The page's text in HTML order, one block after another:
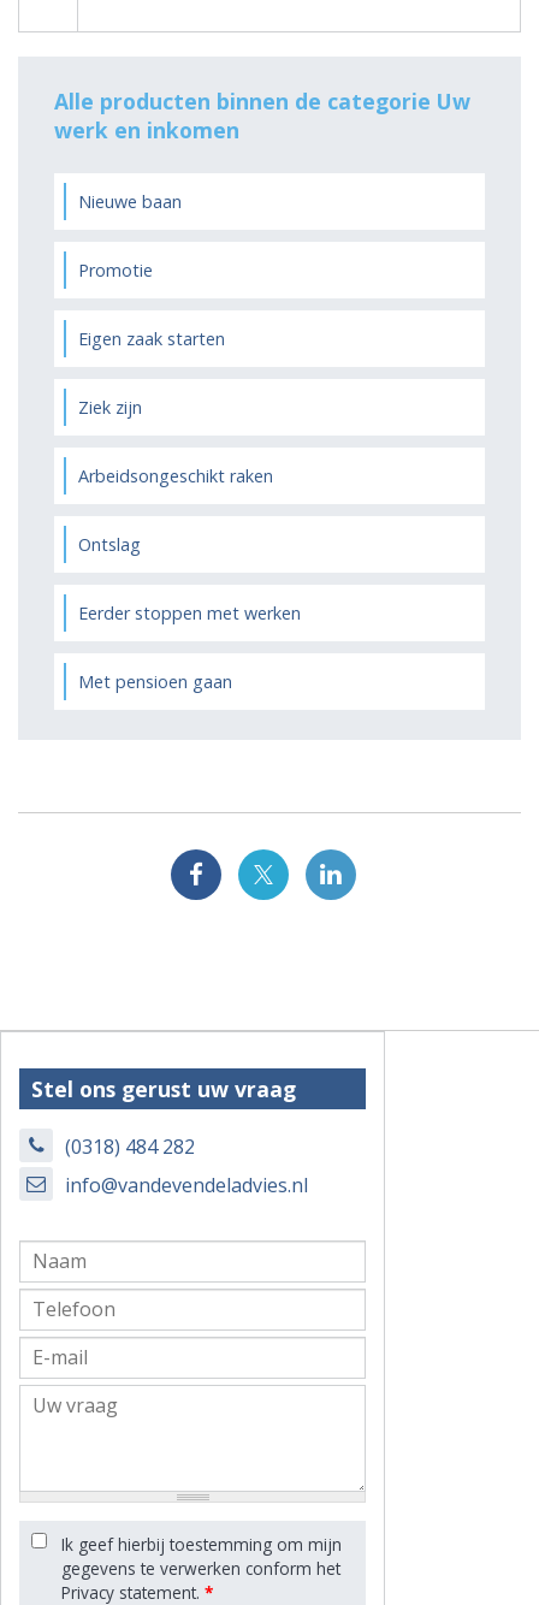
Alle producten binnen de categorie Uw
werk en inkomen
Nieuwe baan
Promotie
Eigen zaak starten
Ziek zijn
Arbeidsongeschikt raken
Ontslag
Eerder stoppen met werken
Met pensioen gaan
Stel ons gerust uw vraag
(0318) 484 282
info@vandevendeladvies.nl
Ik geef hierbij toestemming om mijn
gegevens te verwerken conform het
Privacy statement. *